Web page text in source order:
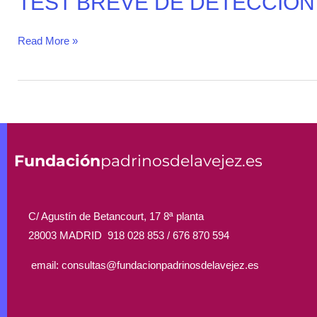
DE
Read More »
Fundaciónpadrinosdelavejez.es
C/ Agustín de Betancourt, 17 8ª planta
28003 MADRID 918 028 853 / 676 870 594
email: consultas@fundacionpadrinosdelavejez.es